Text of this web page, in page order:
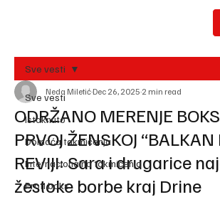
Sve vesti
Istaknuto
Domaća takmičenja
Internacionalna takmičenja
Profi boks
Sve vesti
ODRŽANO MERENJE
PRVOJ ŽENSKOJ “BALKAN
REVIJI: Sara i drugarice
žestoke borbe kraj Drine
Neda Miletić Dec 26, 2025 2 min read